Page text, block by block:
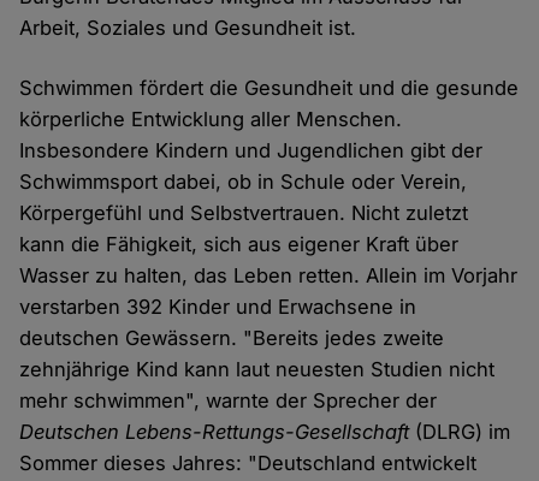
Arbeit, Soziales und Gesundheit ist.
Schwimmen fördert die Gesundheit und die gesunde
körperliche Entwicklung aller Menschen.
Insbesondere Kindern und Jugendlichen gibt der
Schwimmsport dabei, ob in Schule oder Verein,
Körpergefühl und Selbstvertrauen. Nicht zuletzt
kann die Fähigkeit, sich aus eigener Kraft über
Wasser zu halten, das Leben retten. Allein im Vorjahr
verstarben 392 Kinder und Erwachsene in
deutschen Gewässern. "Bereits jedes zweite
zehnjährige Kind kann laut neuesten Studien nicht
mehr schwimmen", warnte der Sprecher der
Deutschen Lebens-Rettungs-Gesellschaft(DLRG) im
Sommer dieses Jahres: "Deutschland entwickelt